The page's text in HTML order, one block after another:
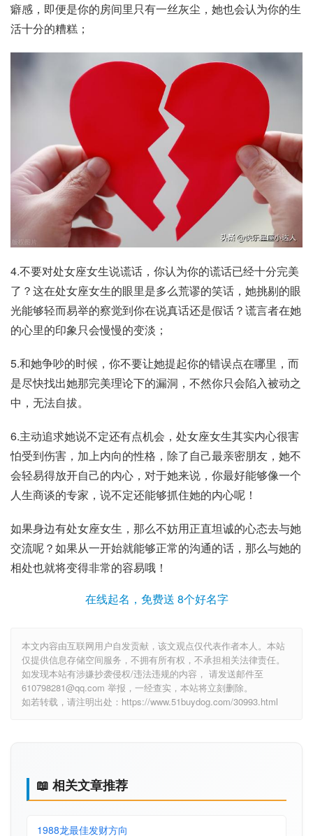
癖感，即便是你的房间里只有一丝灰尘，她也会认为你的生
活十分的糟糕；
4.不要对处女座女生说谎话，你认为你的谎话已经十分完美
了？这在处女座女生的眼里是多么荒谬的笑话，她挑剔的眼
光能够轻而易举的察觉到你在说真话还是假话？谎言者在她
的心里的印象只会慢慢的变淡；
5.和她争吵的时候，你不要让她提起你的错误点在哪里，而
是尽快找出她那完美理论下的漏洞，不然你只会陷入被动之
中，无法自拔。
6.主动追求她说不定还有点机会，处女座女生其实内心很害
怕受到伤害，加上内向的性格，除了自己最亲密朋友，她不
会轻易得放开自己的内心，对于她来说，你最好能够像一个
人生商谈的专家，说不定还能够抓住她的内心呢！
如果身边有处女座女生，那么不妨用正直坦诚的心态去与她
交流呢？如果从一开始就能够正常的沟通的话，那么与她的
相处也就将变得非常的容易哦！
在线起名，免费送 8个好名字
本文内容由互联网用户自发贡献，该文观点仅代表作者本人。本站
仅提供信息存储空间服务，不拥有所有权，不承担相关法律责任。
如发现本站有涉嫌抄袭侵权/违法违规的内容， 请发送邮件至
610798281@qq.com 举报，一经查实，本站将立刻删除。
如若转载，请注明出处：https://www.51buydog.com/30993.html
📖 相关文章推荐
1988龙最佳发财方向